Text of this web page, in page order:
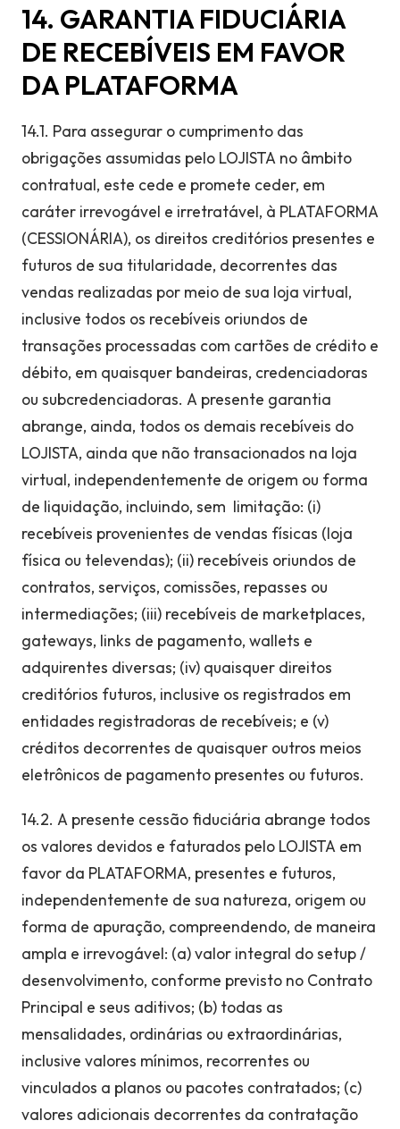
14. GARANTIA FIDUCIÁRIA
DE RECEBÍVEIS EM FAVOR
DA PLATAFORMA
14.1. Para assegurar o cumprimento das
obrigações assumidas pelo LOJISTA no âmbito
contratual, este cede e promete ceder, em
caráter irrevogável e irretratável, à PLATAFORMA
(CESSIONÁRIA), os direitos creditórios presentes e
futuros de sua titularidade, decorrentes das
vendas realizadas por meio de sua loja virtual,
inclusive todos os recebíveis oriundos de
transações processadas com cartões de crédito e
débito, em quaisquer bandeiras, credenciadoras
ou subcredenciadoras. A presente garantia
abrange, ainda, todos os demais recebíveis do
LOJISTA, ainda que não transacionados na loja
virtual, independentemente de origem ou forma
de liquidação, incluindo, sem limitação: (i)
recebíveis provenientes de vendas físicas (loja
física ou televendas); (ii) recebíveis oriundos de
contratos, serviços, comissões, repasses ou
intermediações; (iii) recebíveis de marketplaces,
gateways, links de pagamento, wallets e
adquirentes diversas; (iv) quaisquer direitos
creditórios futuros, inclusive os registrados em
entidades registradoras de recebíveis; e (v)
créditos decorrentes de quaisquer outros meios
eletrônicos de pagamento presentes ou futuros.
14.2. A presente cessão fiduciária abrange todos
os valores devidos e faturados pelo LOJISTA em
favor da PLATAFORMA, presentes e futuros,
independentemente de sua natureza, origem ou
forma de apuração, compreendendo, de maneira
ampla e irrevogável: (a) valor integral do setup /
desenvolvimento, conforme previsto no Contrato
Principal e seus aditivos; (b) todas as
mensalidades, ordinárias ou extraordinárias,
inclusive valores mínimos, recorrentes ou
vinculados a planos ou pacotes contratados; (c)
valores adicionais decorrentes da contratação